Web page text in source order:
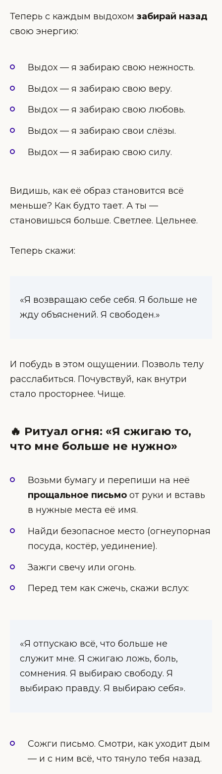
Теперь с каждым выдохом забирай назад
свою энергию:
Выдох — я забираю свою нежность.
Выдох — я забираю свою веру.
Выдох — я забираю свою любовь.
Выдох — я забираю свои слёзы.
Выдох — я забираю свою силу.
Видишь, как её образ становится всё
меньше? Как будто тает. А ты —
становишься больше. Светлее. Цельнее.
Теперь скажи:
«Я возвращаю себе себя. Я больше не
жду объяснений. Я свободен.»
И побудь в этом ощущении. Позволь телу
расслабиться. Почувствуй, как внутри
стало просторнее. Чище.
🔥 Ритуал огня: «Я сжигаю то,
что мне больше не нужно»
Возьми бумагу и перепиши на неё
прощальное письмо от руки и вставь
в нужные места её имя.
Найди безопасное место (огнеупорная
посуда, костёр, уединение).
Зажги свечу или огонь.
Перед тем как сжечь, скажи вслух:
«Я отпускаю всё, что больше не
служит мне. Я сжигаю ложь, боль,
сомнения. Я выбираю свободу. Я
выбираю правду. Я выбираю себя».
Сожги письмо. Смотри, как уходит дым
— и с ним всё, что тянуло тебя назад.